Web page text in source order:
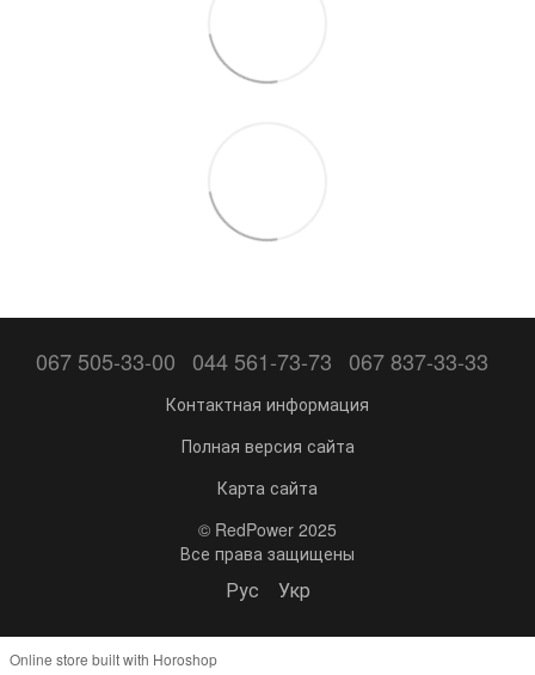
067 505-33-00 044 561-73-73 067 837-33-33
Контактная информация
Полная версия сайта
Карта сайта
© RedPower 2025
Все права защищены
Рус Укр
Online store built with Horoshop